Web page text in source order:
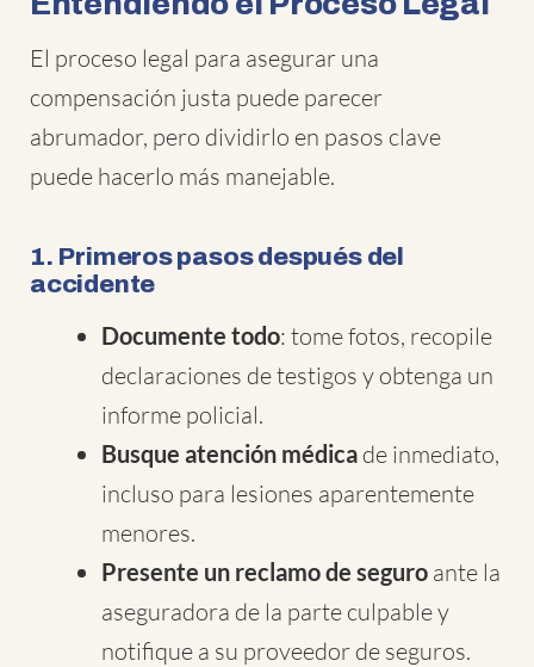
El proceso legal para asegurar una
compensación justa puede parecer
abrumador, pero dividirlo en pasos clave
puede hacerlo más manejable.
1. Primeros pasos después del
accidente
Documente todo: tome fotos, recopile
declaraciones de testigos y obtenga un
informe policial.
Busque atención médica de inmediato,
incluso para lesiones aparentemente
menores.
Presente un reclamo de seguro ante la
aseguradora de la parte culpable y
notifique a su proveedor de seguros.